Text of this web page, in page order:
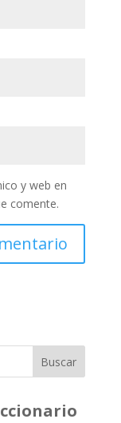
y web en
comente.
Buscar